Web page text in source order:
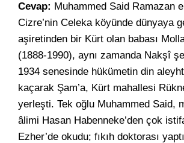
Cevap: Muhammed Said Ramazan
Cizre’nin Celeka köyünde dünyaya
aşiretinden bir Kürt olan babası
(1888-1990), aynı zamanda Nakşî
1934 senesinde hükümetin din
kaçarak Şam’a, Kürt mahallesi
yerleşti. Tek oğlu Muhammed Said,
âlimi Hasan Habenneke’den çok
Ezher’de okudu; fıkıh doktorası